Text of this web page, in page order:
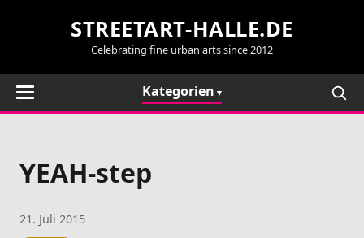
STREETART-HALLE.DE
Celebrating fine urban arts since 2012
Kategorien
YEAH-step
21. Juli 2015